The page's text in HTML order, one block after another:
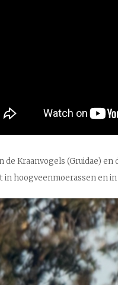
de Kraanvogels (Gruidae)
in hoogveenmoerassen